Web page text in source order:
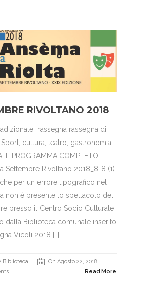
RIVOLTANO 2018
rassegna rassegna di
cultura, teatro, gastronomia….
PROGRAMMA COMPLETO
Settembre Rivoltano 2018_8-8 (1)
per un errore tipografico nel
non è presente lo spettacolo del
presso il Centro Socio Culturale
dalla Biblioteca comunale inserito
Vicoli 2018 […]
Biblioteca
On Agosto 22, 2018
Read More